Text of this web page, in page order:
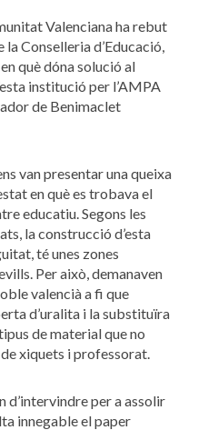
Valenciana ha rebut
Conselleria d’Educació,
què dóna solució al
institució per l’AMPA
de Benimaclet
van presentar una queixa
en què es trobava el
educatiu. Segons les
la construcció d’esta
té unes zones
Per això, demanaven
valencià a fi que
d’uralita i la substituïra
de material que no
xiquets i professorat.
d’intervindre per a assolir
innegable el paper